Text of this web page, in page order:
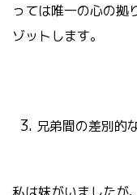
っては唯一の心の拠
ゾットします。
兄弟間の差別的